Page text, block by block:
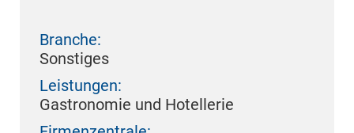
Branche:
Sonstiges
Leistungen:
Gastronomie und Hotellerie